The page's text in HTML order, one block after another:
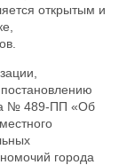
открытым и
№ 489-ПП «Об
города